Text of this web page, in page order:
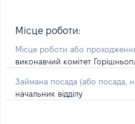
Місце роботи:
Місце роботи або
виконавчий комітет
Займана посада (або посада,
начальник відділу